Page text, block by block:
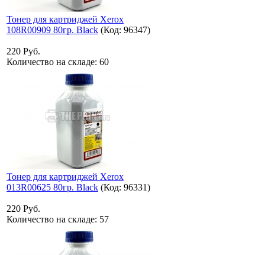
Тонер для картриджей Xerox
108R00909 80гр. Black (Код: 96347)
220 Руб.
Количество на складе: 60
Тонер для картриджей Xerox
013R00625 80гр. Black (Код: 96331)
220 Руб.
Количество на складе: 57